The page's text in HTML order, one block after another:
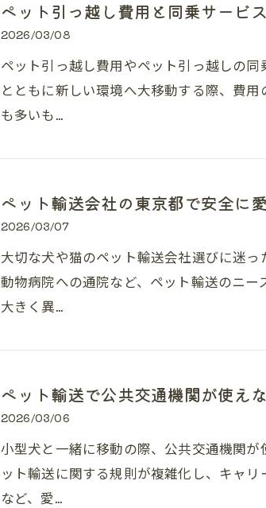
ペット引っ越し費用と同乗サービ
2026/03/08
ペット引っ越し費用やペット引っ越しの
とともに新しい環境へ大移動する際、費
も多いも…
ペット輸送会社の東京都で安全に
2026/03/07
大切な犬や猫のペット輸送会社選びに迷
動物病院への通院など、ペット輸送のニ
大きく異…
ペット輸送で公共交通機関が使え
2026/03/06
小型犬と一緒に移動の際、公共交通機関
ット輸送に関する規則が複雑化し、キャ
など、愛…